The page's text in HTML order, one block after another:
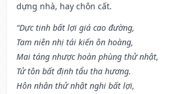
dựng nhà, hay chôn cất.
“Dực tinh bất lợi giá cao đường,
Tam niên nhị tái kiến ôn hoàng,
Mai táng nhược hoàn phùng thử nhật,
Tử tôn bất định tẩu tha hương.
Hôn nhân thử nhật nghi bất lợi,